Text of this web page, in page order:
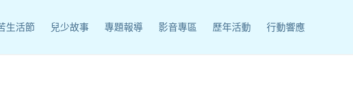
生活節 兒少故事 專題報導 影音專區 歷年活動 行動響應